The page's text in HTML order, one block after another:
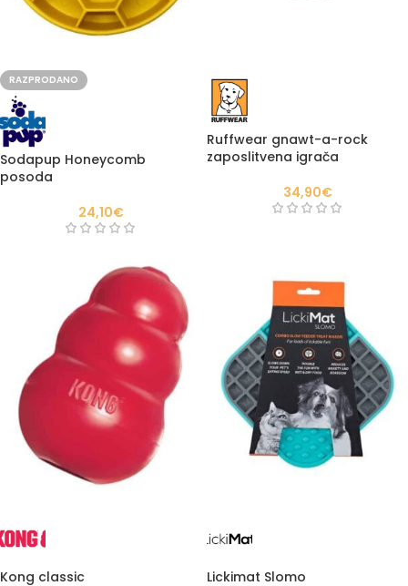
RAZPRODANO
Sodapup Honeycomb
posoda
24,10€
Ruffwear gnawt-a-rock
zaposlitvena igrača
34,90€
Kong classic
Lickimat Slomo